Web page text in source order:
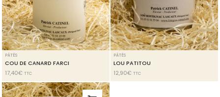
PÂTÉS
COU DE CANARD FARCI
17,40€ TTC
PÂTÉS
LOU PATITOU
12,90€ TTC